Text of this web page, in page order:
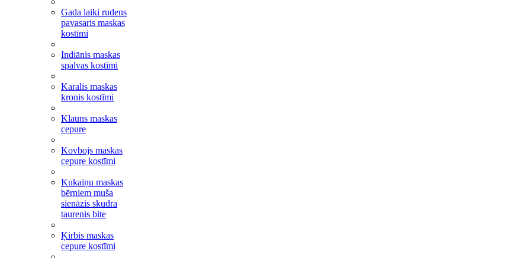
Gada laiki rudens
pavasaris maskas
kostīmi
Indiānis maskas
spalvas kostīmi
Karalis maskas
kronis kostīmi
Klauns maskas
cepure
Kovbojs maskas
cepure kostīmi
Kukaiņu maskas
bērniem muša
sienāzis skudra
taurenis bite
Ķirbis maskas
cepure kostīmi